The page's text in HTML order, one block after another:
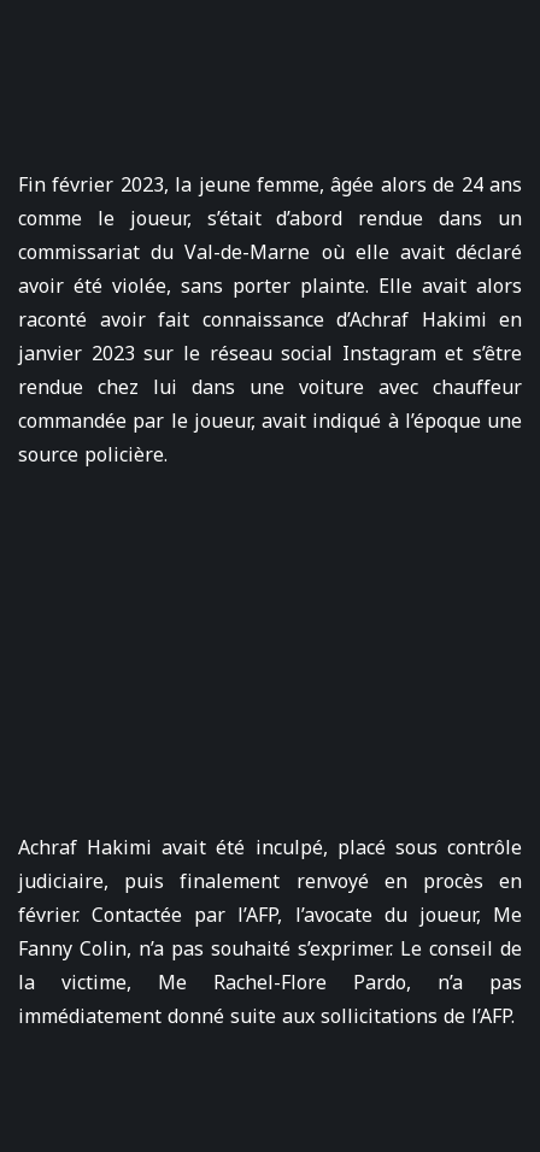
Fin février 2023, la jeune femme, âgée alors de 24 ans
comme le joueur, s’était d’abord rendue dans un
commissariat du Val-de-Marne où elle avait déclaré
avoir été violée, sans porter plainte. Elle avait alors
raconté avoir fait connaissance d’Achraf Hakimi en
janvier 2023 sur le réseau social Instagram et s’être
rendue chez lui dans une voiture avec chauffeur
commandée par le joueur, avait indiqué à l’époque une
source policière.
Achraf Hakimi avait été inculpé, placé sous contrôle
judiciaire, puis finalement renvoyé en procès en
février. Contactée par l’AFP, l’avocate du joueur, Me
Fanny Colin, n’a pas souhaité s’exprimer. Le conseil de
la victime, Me Rachel-Flore Pardo, n’a pas
immédiatement donné suite aux sollicitations de l’AFP.